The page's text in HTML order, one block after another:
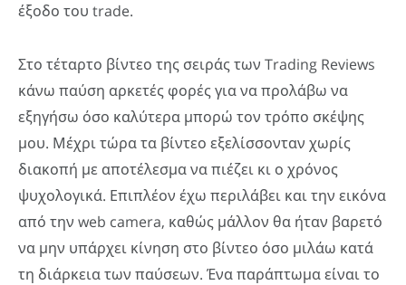
έξοδο του trade.
Στο τέταρτο βίντεο της σειράς των Trading Reviews
κάνω παύση αρκετές φορές για να προλάβω να
εξηγήσω όσο καλύτερα μπορώ τον τρόπο σκέψης
μου. Μέχρι τώρα τα βίντεο εξελίσσονταν χωρίς
διακοπή με αποτέλεσμα να πιέζει κι ο χρόνος
ψυχολογικά. Επιπλέον έχω περιλάβει και την εικόνα
από την web camera, καθώς μάλλον θα ήταν βαρετό
να μην υπάρχει κίνηση στο βίντεο όσο μιλάω κατά
τη διάρκεια των παύσεων. Ένα παράπτωμα είναι το